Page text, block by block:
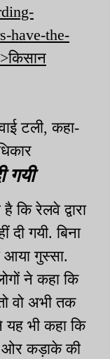
have-the-
टली, कहा-
गयी
कि रेलवे द्वारा
दी गयी. बिना
आया गुस्सा.
ने कहा कि
वो अभी तक
यह भी कहा कि
ओर कड़ाके की